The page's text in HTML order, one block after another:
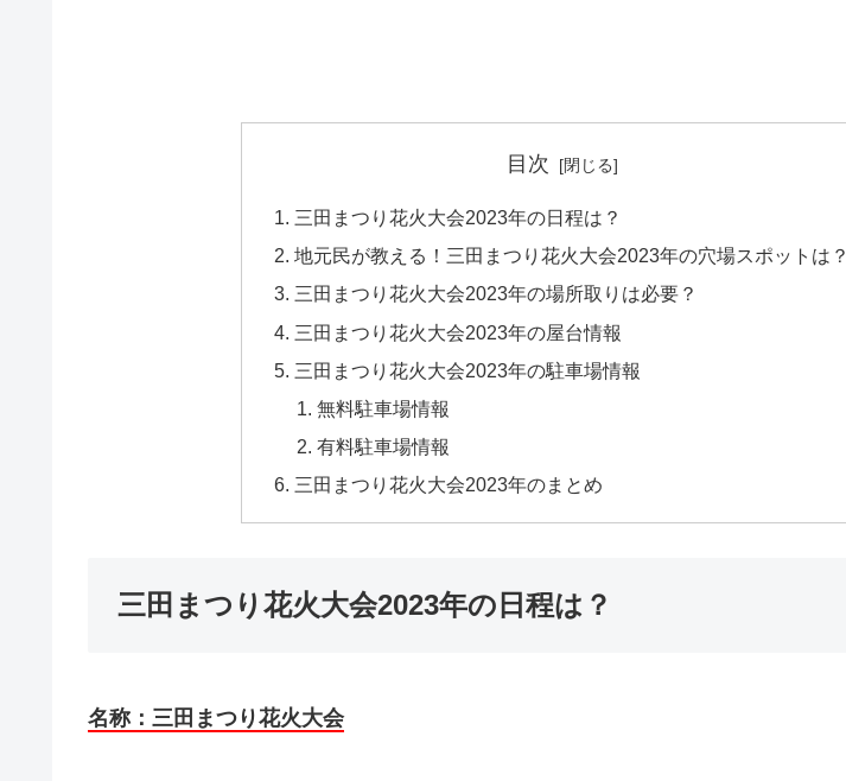
目次
三田まつり花火大会2023年の日程は？
地元民が教える！三田まつり花火大会2023年の穴場スポットは？
三田まつり花火大会2023年の場所取りは必要？
三田まつり花火大会2023年の屋台情報
三田まつり花火大会2023年の駐車場情報
無料駐車場情報
有料駐車場情報
三田まつり花火大会2023年のまとめ
三田まつり花火大会2023年の日程は？
名称：三田まつり花火大会